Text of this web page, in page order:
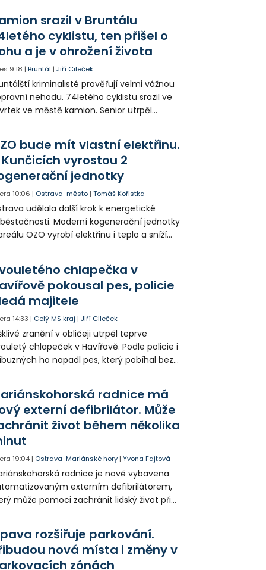
majitele ukradených věcí, aby je vrátili.
srazil v Bruntálu
cyklistu, ten přišel o
a je v ohrožení života
9:18 |Bruntál |Jiří Cileček
kriminalisté prověřují velmi vážnou
nehodu. 74letého cyklistu srazil ve
ve městě kamion. Senior utrpěl
případné svědky.
bude mít vlastní elektřinu.
Kunčicích vyrostou 2
jednotky
10:06 | Ostrava-město |Tomáš Kořistka
udělala další krok k energetické
Moderní kogenerační jednotky
OZO vyrobí elektřinu i teplo a sníží
chlapečka v
pokousal pes, policie
majitele
14:33 | Celý MS kraj |Jiří Cileček
zranění v obličeji utrpěl teprve
chlapeček v Havířově. Podle policie i
ho napadl pes, který pobíhal bez
psa hledá.
radnice má
externí defibrilátor. Může
život během několika
19:04 | Ostrava-Mariánské hory |Yvona Fajtová
radnice je nově vybavena
externím defibrilátorem,
může pomoci zachránit lidský život při
pokynům jej zvládne obsloužit i
bez zdravotnického vzdělání.
rozšiřuje parkování.
nová místa i změny v
zónách